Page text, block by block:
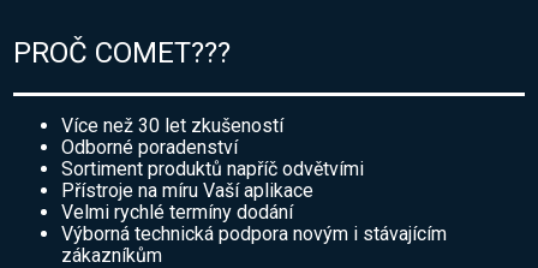
PROČ COMET???
Více než 30 let zkušeností
Odborné poradenství
Sortiment produktů napříč odvětvími
Přístroje na míru Vaší aplikace
Velmi rychlé termíny dodání
Výborná technická podpora novým i stávajícím
zákazníkům